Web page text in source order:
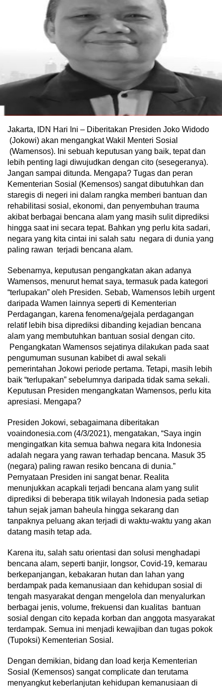
Jakarta, IDN Hari Ini – Diberitakan Presiden Joko Widodo
(Jokowi) akan mengangkat Wakil Menteri Sosial
(Wamensos). Ini sebuah keputusan yang baik, tepat dan
lebih penting lagi diwujudkan dengan cito (sesegeranya).
Jangan sampai ditunda. Mengapa? Tugas dan peran
Kementerian Sosial (Kemensos) sangat dibutuhkan dan
staregis di negeri ini dalam rangka memberi bantuan dan
rehabilitasi sosial, ekonomi, dan penyembuhan trauma
akibat berbagai bencana alam yang masih sulit diprediksi
hingga saat ini secara tepat. Bahkan yng perlu kita sadari,
negara yang kita cintai ini salah satu negara di dunia yang
paling rawan terjadi bencana alam.
Sebenarnya, keputusan pengangkatan akan adanya
Wamensos, menurut hemat saya, termasuk pada kategori
“terlupakan” oleh Presiden. Sebab, Wamensos lebih urgent
daripada Wamen lainnya seperti di Kementerian
Perdagangan, karena fenomena/gejala perdagangan
relatif lebih bisa diprediksi dibanding kejadian bencana
alam yang membutuhkan bantuan sosial dengan cito.
Pengangkatan Wamensos sejatinya dilakukan pada saat
pengumuman susunan kabibet di awal sekali
pemerintahan Jokowi periode pertama. Tetapi, masih lebih
baik “terlupakan” sebelumnya daripada tidak sama sekali.
Keputusan Presiden mengangkatan Wamensos, perlu kita
apresiasi. Mengapa?
Presiden Jokowi, sebagaimana diberitakan
voaindonesia.com (4/3/2021), mengatakan, “Saya ingin
mengingatkan kita semua bahwa negara kita Indonesia
adalah negara yang rawan terhadap bencana. Masuk 35
(negara) paling rawan resiko bencana di dunia.”
Pernyataan Presiden ini sangat benar. Realita
menunjukkan acapkali terjadi bencana alam yang sulit
diprediksi di beberapa titik wilayah Indonesia pada setiap
tahun sejak jaman baheula hingga sekarang dan
tanpaknya peluang akan terjadi di waktu-waktu yang akan
datang masih tetap ada.
Karena itu, salah satu orientasi dan solusi menghadapi
bencana alam, seperti banjir, longsor, Covid-19, kemarau
berkepanjangan, kebakaran hutan dan lahan yang
berdampak pada kemanusiaan dan kehidupan sosial di
tengah masyarakat dengan mengelola dan menyalurkan
berbagai jenis, volume, frekuensi dan kualitas bantuan
sosial dengan cito kepada korban dan anggota masyarakat
terdampak. Semua ini menjadi kewajiban dan tugas pokok
(Tupoksi) Kementerian Sosial.
Dengan demikian, bidang dan load kerja Kementerian
Sosial (Kemensos) sangat complicate dan terutama
menyangkut keberlanjutan kehidupan kemanusiaan di